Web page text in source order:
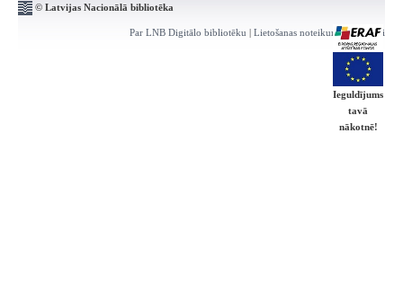
© Latvijas Nacionālā bibliotēka
Par LNB Digitālo bibliotēku | Lietošanas noteikumi | Kontakti
Ieguldījums
tavā
nākotnē!